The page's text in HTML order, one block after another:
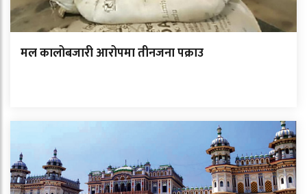
मल कालोबजारी आरोपमा तीनजना पक्राउ